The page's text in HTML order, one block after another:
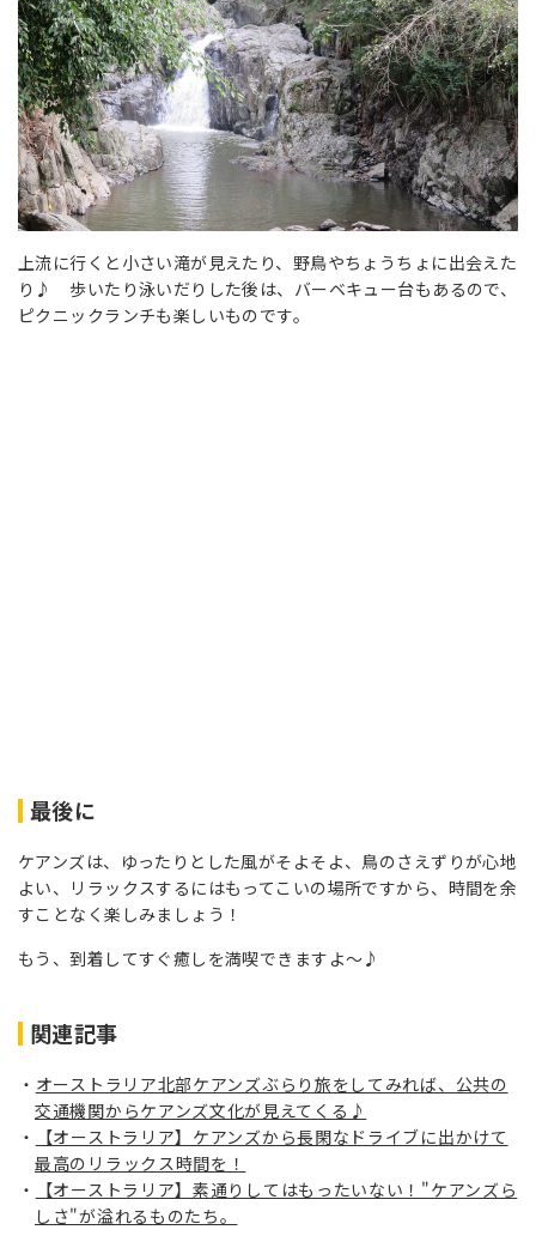
上流に行くと小さい滝が見えたり、野鳥やちょうちょに出会えた
り♪ 歩いたり泳いだりした後は、バーベキュー台もあるので、
ピクニックランチも楽しいものです。
最後に
ケアンズは、ゆったりとした風がそよそよ、鳥のさえずりが心地
よい、リラックスするにはもってこいの場所ですから、時間を余
すことなく楽しみましょう！
もう、到着してすぐ癒しを満喫できますよ～♪
関連記事
オーストラリア北部ケアンズぶらり旅をしてみれば、公共の
交通機関からケアンズ文化が見えてくる♪
【オーストラリア】ケアンズから長閑なドライブに出かけて
最高のリラックス時間を！
【オーストラリア】素通りしてはもったいない！"ケアンズら
しさ"が溢れるものたち。